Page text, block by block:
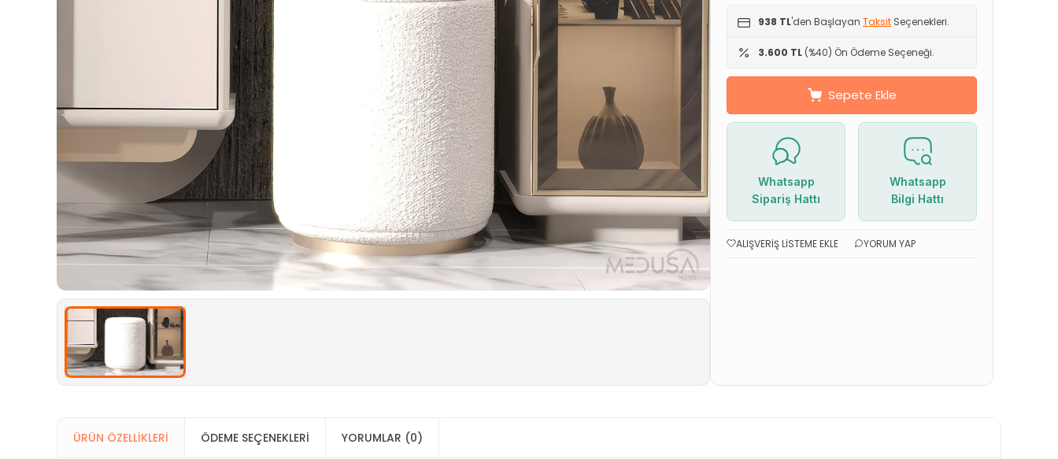
938 TL'den Başlayan Taksit Seçenekleri.
3.600 TL (%40) Ön Ödeme Seçeneği.
Sepete Ekle
Whatsapp
Sipariş Hattı
Whatsapp
Bilgi Hattı
ALIŞVERIŞ LISTEME EKLE YORUM YAP
ÜRÜN ÖZELLIKLERI ÖDEME SEÇENEKLERI YORUMLAR (0)